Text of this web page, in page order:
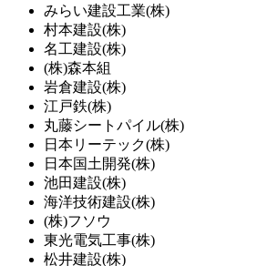
みらい建設工業(株)
村本建設(株)
名工建設(株)
(株)森本組
岩倉建設(株)
江戸鉄(株)
丸藤シートパイル(株)
日本リーテック(株)
日本国土開発(株)
池田建設(株)
海洋技術建設(株)
(株)フソウ
東光電気工事(株)
松井建設(株)